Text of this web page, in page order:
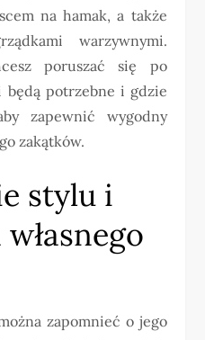
na hamak, a także
warzywnymi.
poruszać się po
będą potrzebne i gdzie
zapewnić wygodny
zakątków.
stylu i
zapomnieć o jego